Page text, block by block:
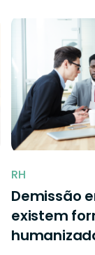
RH
Demissão
existem